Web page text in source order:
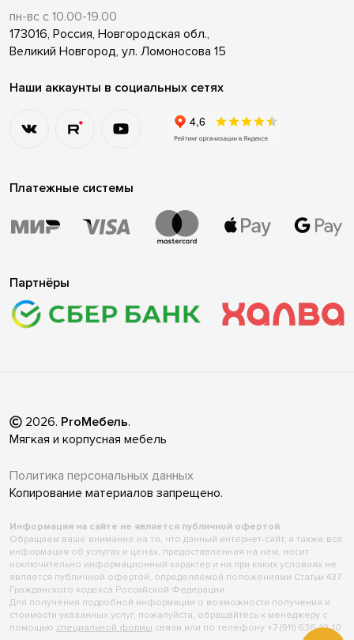
пн-вс с 10.00-19.00
173016, Россия, Новгородская обл.,
Великий Новгород, ул. Ломоносова 15
Наши аккаунты в социальных сетях
Платежные системы
Партнёры
2026. ProМебель.
Мягкая и корпусная мебель
Политика персональных данных
Копирование материалов запрещено.
Информация на сайте не является публичной офертой
Обращаем ваше внимание на то, что данный интернет-сайт, а также вся
информация об услугах и ценах, предоставленная на нём, носит
исключительно информационный характер и ни при каких условиях не
является публичной офертой, определяемой положениями Статьи 437
Гражданского кодекса Российской Федерации.
Для получения подробной информации о возможности получения и
стоимости указанных услуг, пожалуйста, обращайтесь к менеджеру с
помощью специальной формы связи или по телефону +7 (911) 636-10-10